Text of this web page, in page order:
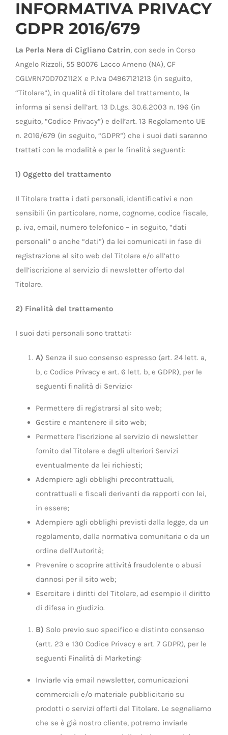
PRODOTTI
BLOG
INFORMATIVA PRIVACY
GDPR 2016/679
La Perla Nera di Cigliano Catrin, con sede in Corso
Angelo Rizzoli, 55 80076 Lacco Ameno (NA), CF
CGLVRN70D70Z112X e P.Iva 04967121213 (in seguito,
“Titolare”), in qualità di titolare del trattamento, la
informa ai sensi dell’art. 13 D.Lgs. 30.6.2003 n. 196 (in
seguito, “Codice Privacy”) e dell’art. 13 Regolamento UE
n. 2016/679 (in seguito, “GDPR”) che i suoi dati saranno
trattati con le modalità e per le finalità seguenti:
1) Oggetto del trattamento
Il Titolare tratta i dati personali, identificativi e non
sensibili (in particolare, nome, cognome, codice fiscale,
p. iva, email, numero telefonico – in seguito, “dati
personali” o anche “dati”) da lei comunicati in fase di
registrazione al sito web del Titolare e/o all’atto
dell’iscrizione al servizio di newsletter offerto dal
Titolare.
2) Finalità del trattamento
I suoi dati personali sono trattati:
A) Senza il suo consenso espresso (art. 24 lett. a,
b, c Codice Privacy e art. 6 lett. b, e GDPR), per le
seguenti finalità di Servizio:
Permettere di registrarsi al sito web;
Gestire e mantenere il sito web;
Permettere l’iscrizione al servizio di newsletter
fornito dal Titolare e degli ulteriori Servizi
eventualmente da lei richiesti;
Adempiere agli obblighi precontrattuali,
contrattuali e fiscali derivanti da rapporti con lei,
in essere;
Adempiere agli obblighi previsti dalla legge, da un
regolamento, dalla normativa comunitaria o da un
ordine dell’Autorità;
Prevenire o scoprire attività fraudolente o abusi
dannosi per il sito web;
Esercitare i diritti del Titolare, ad esempio il diritto
di difesa in giudizio.
B) Solo previo suo specifico e distinto consenso
(artt. 23 e 130 Codice Privacy e art. 7 GDPR), per le
seguenti Finalità di Marketing:
Inviarle via email newsletter, comunicazioni
commerciali e/o materiale pubblicitario su
prodotti o servizi offerti dal Titolare. Le segnaliamo
che se è già nostro cliente, potremo inviarle